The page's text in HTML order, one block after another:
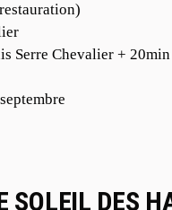
Serre Chevalier +
SOLEIL DES